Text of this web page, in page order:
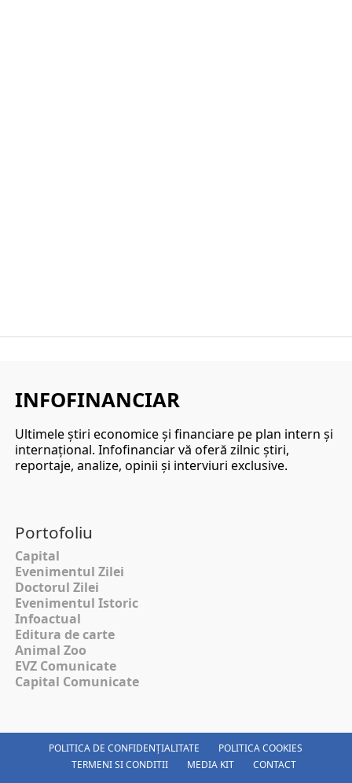
INFOFINANCIAR
Ultimele ştiri economice şi financiare pe plan intern şi
internaţional. Infofinanciar vă oferă zilnic ştiri,
reportaje, analize, opinii şi interviuri exclusive.
Portofoliu
Capital
Evenimentul Zilei
Doctorul Zilei
Evenimentul Istoric
Infoactual
Editura de carte
Animal Zoo
EVZ Comunicate
Capital Comunicate
POLITICA DE CONFIDENȚIALITATE
POLITICA COOKIES
TERMENI SI CONDITII
MEDIA KIT CONTACT